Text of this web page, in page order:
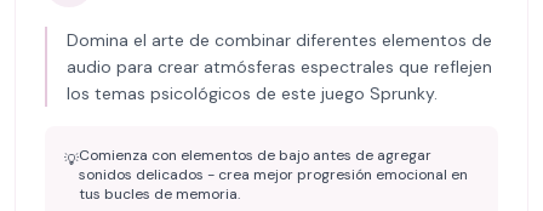
Domina el arte de combinar diferentes elementos de
audio para crear atmósferas espectrales que reflejen
los temas psicológicos de este juego Sprunky.
💡Comienza con elementos de bajo antes de agregar
sonidos delicados - crea mejor progresión emocional en
tus bucles de memoria.